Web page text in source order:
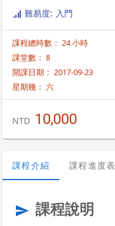
難易度: 入門
課程總時數： 24 小時
課堂數： 8
開課日期： 2017-09-23
星期幾： 六
NTD 10,000
課程介紹 課程進度表
send 課程說明